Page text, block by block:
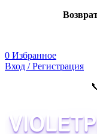
0 Избранное
Вход / Регистрация